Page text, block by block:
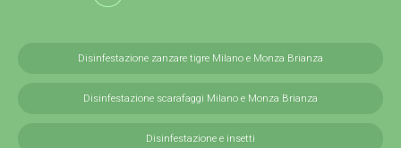
Disinfestazione zanzare tigre Milano e Monza Brianza
Disinfestazione scarafaggi Milano e Monza Brianza
Disinfestazione e insetti